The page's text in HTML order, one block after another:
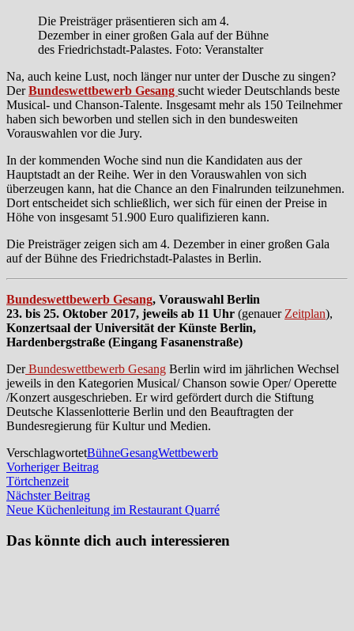
Die Preisträger präsentieren sich am 4.
Dezember in einer großen Gala auf der Bühne
des Friedrichstadt-Palastes. Foto: Veranstalter
Na, auch keine Lust, noch länger nur unter der Dusche zu singen?
DerBundeswettbewerb Gesang sucht wieder Deutschlands beste
Musical- und Chanson-Talente. Insgesamt mehr als 150 Teilnehmer
haben sich beworben und stellen sich in den bundesweiten
Vorauswahlen vor die Jury.
In der kommenden Woche sind nun die Kandidaten aus der
Hauptstadt an der Reihe. Wer in den Vorauswahlen von sich
überzeugen kann, hat die Chance an den Finalrunden teilzunehmen.
Dort entscheidet sich schließlich, wer sich für einen der Preise in
Höhe von insgesamt 51.900 Euro qualifizieren kann.
Die Preisträger zeigen sich am 4. Dezember in einer großen Gala
auf der Bühne des Friedrichstadt-Palastes in Berlin.
Bundeswettbewerb Gesang, Vorauswahl Berlin
23. bis 25. Oktober 2017, jeweils ab 11 Uhr (genauer Zeitplan),
Konzertsaal der Universität der Künste Berlin,
Hardenbergstraße (Eingang Fasanenstraße)
DerBundeswettbewerb Gesang Berlin wird im jährlichen Wechsel
jeweils in den Kategorien Musical/ Chanson sowie Oper/ Operette
/Konzert ausgeschrieben. Er wird gefördert durch die Stiftung
Deutsche Klassenlotterie Berlin und den Beauftragten der
Bundesregierung für Kultur und Medien.
VerschlagwortetBühneGesangWettbewerb
Beitragsnavigation
Vorheriger BeitragVorheriger
Törtchenzeit
Nächster BeitragNächster
Beitrag:
Neue Küchenleitung im Restaurant Quarré
Das könnte dich auch interessieren